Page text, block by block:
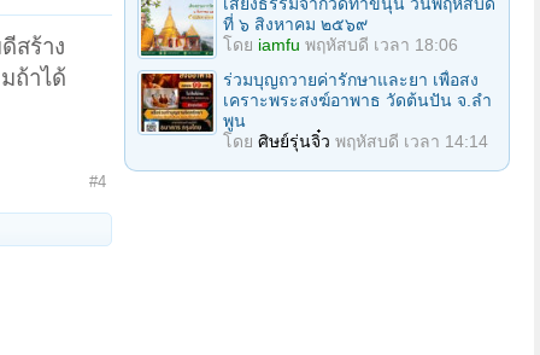
สร้าง
ถ้าได้
#4
ที่ ๖ สิงหาคม ๒๕๖๙
โดย iamfu พฤหัสบดี เวลา 18:06
ร่วมบุญถวายค่ารักษาและยา เพื่อสง
เคราะพระสงฆ์อาพาธ วัดต้นปัน จ.ลํา
พูน
โดย ศิษย์รุ่นจิ๋ว พฤหัสบดี เวลา 14:14